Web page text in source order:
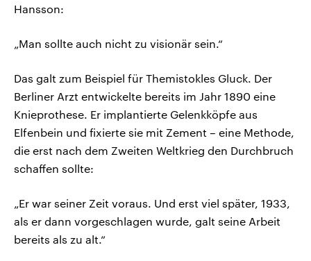
Hansson:
„Man sollte auch nicht zu visionär sein.“
Das galt zum Beispiel für Themistokles Gluck. Der
Berliner Arzt entwickelte bereits im Jahr 1890 eine
Knieprothese. Er implantierte Gelenkköpfe aus
Elfenbein und fixierte sie mit Zement – eine Methode,
die erst nach dem Zweiten Weltkrieg den Durchbruch
schaffen sollte:
„Er war seiner Zeit voraus. Und erst viel später, 1933,
als er dann vorgeschlagen wurde, galt seine Arbeit
bereits als zu alt.“